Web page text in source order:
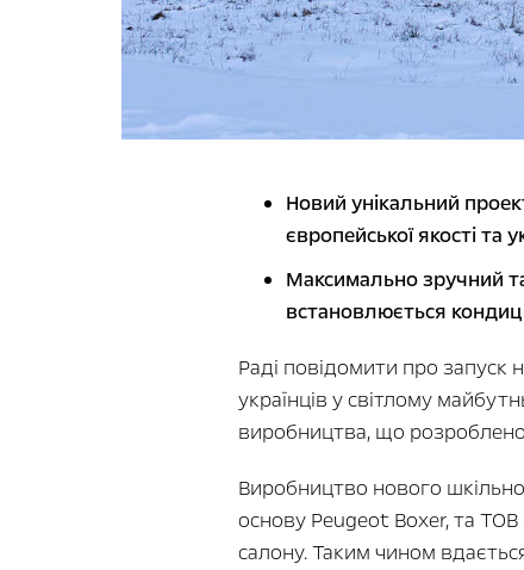
Новий унікальний
європейської якості та
Максимально зручний
встановлюється
Раді повідомити про запуск
українців у світлому
виробництва, що розроблено
Виробництво нового
основу Peugeot Boxer, та ТОВ
салону. Таким чином